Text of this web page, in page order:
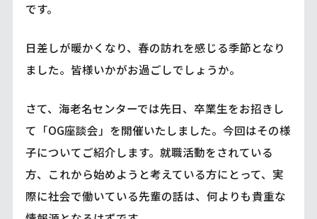
です。
日差しが暖かくなり、春の訪れを感じる季節となり
ました。皆様いかがお過ごしでしょうか。
さて、海老名センターでは先日、卒業生をお招きし
て「OG座談会」を開催いたしました。今回はその様
子についてご紹介します。就職活動をされている
方、これから始めようと考えている方にとって、実
際に社会で働いている先輩の話は、何よりも貴重な